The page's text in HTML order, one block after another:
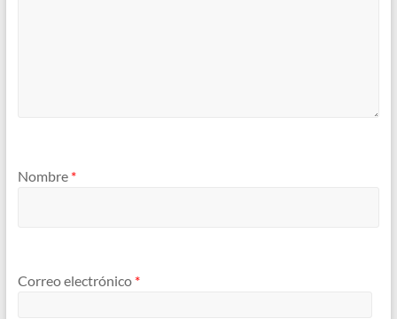
Nombre *
Correo electrónico *